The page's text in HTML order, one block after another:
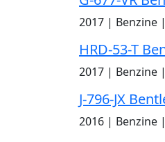
2017 | Benzine |
HRD-53-T
2017 | Benzine |
J-796-JX
2016 | Benzine |